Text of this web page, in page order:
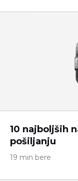
10 najboljših
pošiljanju
19 min bere